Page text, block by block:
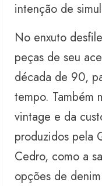
intenção de
No enxuto
peças de seu
década de 90,
tempo. Também
vintage e da
produzidos pela
Cedro, como a
opções de